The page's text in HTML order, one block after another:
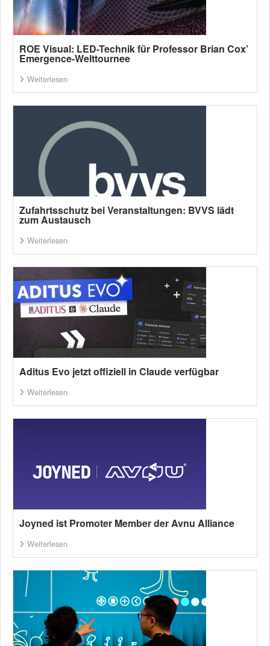
ROE Visual: LED-Technik für Professor Brian Cox’
Emergence-Welttournee
Weiterlesen
Zufahrtsschutz bei Veranstaltungen: BVVS lädt
zum Austausch
Weiterlesen
Aditus Evo jetzt offiziell in Claude verfügbar
Weiterlesen
Joyned ist Promoter Member der Avnu Alliance
Weiterlesen